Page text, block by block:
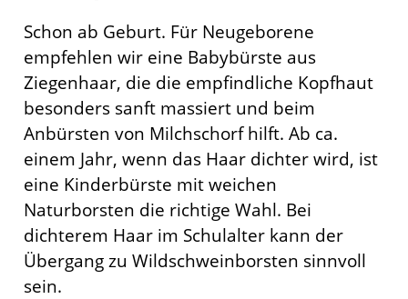
Schon ab Geburt. Für Neugeborene
empfehlen wir eine Babybürste aus
Ziegenhaar, die die empfindliche Kopfhaut
besonders sanft massiert und beim
Anbürsten von Milchschorf hilft. Ab ca.
einem Jahr, wenn das Haar dichter wird, ist
eine Kinderbürste mit weichen
Naturborsten die richtige Wahl. Bei
dichterem Haar im Schulalter kann der
Übergang zu Wildschweinborsten sinnvoll
sein.